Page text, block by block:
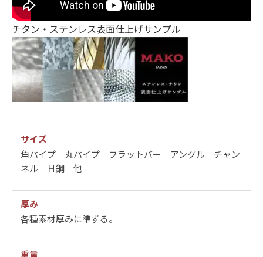
チタン・ステンレス表面仕上げサンプル
サイズ
角パイプ 丸パイプ フラットバー アングル チャン
ネル Ｈ鋼 他
厚み
各種素材厚みに準ずる。
重量